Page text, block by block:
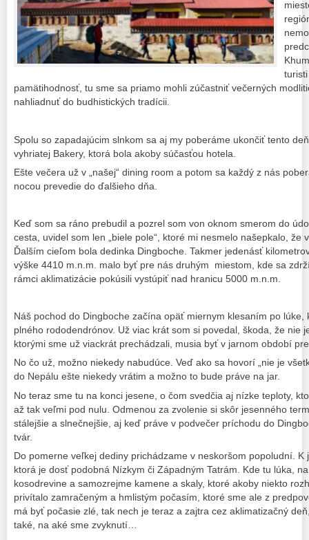
pamätihodnosť, tu sme sa priamo mohli zúčastniť večerných
nahliadnuť do budhistických tradícii.
Spolu so zapadajúcim slnkom sa aj my poberáme ukončiť tento
vyhriatej Bakery, ktorá bola akoby súčasťou hotela.
Ešte večera už v „našej“ dining room a potom sa každý z nás
nocou prevedie do ďalšieho dňa.
Keď som sa ráno prebudil a pozrel som von oknom smerom do
cesta, uvidel som len „biele pole“, ktoré mi nesmelo našepkalo, že
Ďalším cieľom bola dedinka Dingboche. Takmer jedenásť
výške 4410 m.n.m. malo byť pre nás druhým miestom, kde sa
rámci aklimatizácie pokúsili vystúpiť nad hranicu 5000 m.n.m.
Náš pochod do Dingboche začína opäť miernym klesaním po lúke,
plného rododendrónov. Už viac krát som si povedal, škoda, že nie
ktorými sme už viackrát prechádzali, musia byť v jarnom období
No čo už, možno niekedy nabudúce. Veď ako sa hovorí „nie je
do Nepálu ešte niekedy vrátim a možno to bude práve na jar.
No teraz sme tu na konci jesene, o čom svedčia aj nízke teploty,
až tak veľmi pod nulu. Odmenou za zvolenie si skôr jesenného
stálejšie a slnečnejšie, aj keď práve v podvečer príchodu do
tvár.
Do pomerne veľkej dediny prichádzame v neskoršom popoludní. K
ktorá je dosť podobná Nízkym či Západným Tatrám. Kde tu lúka,
kosodrevine a samozrejme kamene a skaly, ktoré akoby niekto
privítalo zamračeným a hmlistým počasím, ktoré sme ale z
má byť počasie zlé, tak nech je teraz a zajtra cez aklimatizačný
také, na aké sme zvyknutí…